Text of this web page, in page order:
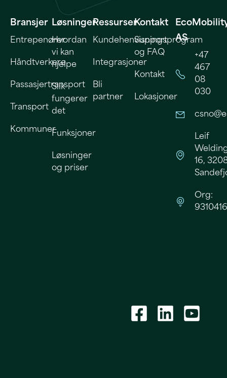
Bransjer
Entrepenører
Håndtverkere
Passasjertransport
Transport
Kommuner
Løsninger
Hvordan
vi kan
hjelpe
Slik
fungerer
det
Funksjoner
Løsninger
og priser
Ressurser
Kundehenvisningsprogram
Integrasjoner
Bli
partner
Kontakt
Support
og FAQ
Kontakt
Lokasjoner
AS
+47
467
08
030
Leif
16,
Org: